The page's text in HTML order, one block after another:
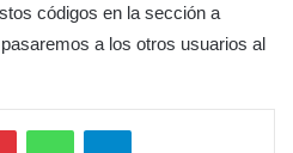
códigos en la sección a
a los otros usuarios al
PinterestWhatsAppTelegram